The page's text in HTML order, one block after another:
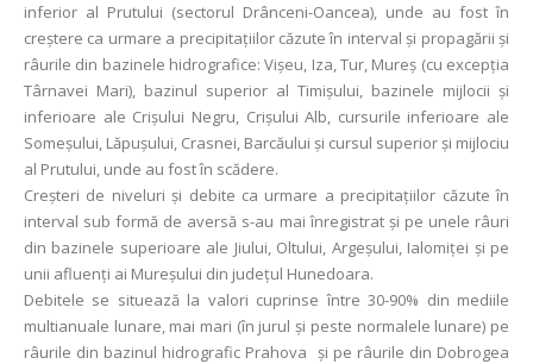
inferior al Prutului (sectorul Drânceni-Oancea), unde au fost în
creştere ca urmare a precipitaţiilor căzute în interval şi propagării și
râurile din bazinele hidrografice: Vișeu, Iza, Tur, Mureș (cu excepția
Târnavei Mari), bazinul superior al Timișului, bazinele mijlocii și
inferioare ale Crișului Negru, Crișului Alb, cursurile inferioare ale
Someșului, Lăpușului, Crasnei, Barcăului și cursul superior și mijlociu
al Prutului, unde au fost în scădere.
Creșteri de niveluri și debite ca urmare a precipitațiilor căzute în
interval sub formă de aversă s-au mai înregistrat și pe unele râuri
din bazinele superioare ale Jiului, Oltului, Argeșului, Ialomiței și pe
unii afluenți ai Mureșului din județul Hunedoara.
Debitele se situează la valori cuprinse între 30-90% din mediile
multianuale lunare, mai mari (în jurul și peste normalele lunare) pe
râurile din bazinul hidrografic Prahova și pe râurile din Dobrogea